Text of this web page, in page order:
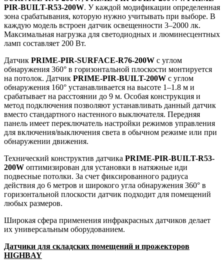
PIR-BUILT-R53-200W. У каждой модификации определенная
зона срабатывания, которую нужно учитывать при выборе. В
каждую модель встроен датчик освещенности 3–2000 лк.
Максимальная нагрузка для светодиодных и люминесцентных
ламп составляет 200 Вт.
Датчик PRIME-PIR-SURFACE-R76-200W с углом
обнаружения 360° в горизонтальной плоскости монтируется
на потолок. Датчик PRIME-PIR-BUILT-200W с углом
обнаружения 160° устанавливается на высоте 1–1.8 м и
срабатывает на расстоянии до 9 м. Особая конструкция и
метод подключения позволяют устанавливать данный датчик
вместо стандартного настенного выключателя. Передняя
панель имеет переключатель настройки режимов управления
для включения/выключения света в обычном режиме или при
обнаружении движения.
Технический конструктив датчика PRIME-PIR-BUILT-R53-
200W оптимизирован для установки в натяжные иди
подвесные потолки. За счет фиксированного радиуса
действия до 6 метров и широкого угла обнаружения 360° в
горизонтальной плоскости датчик подходит для помещений
любых размеров.
Широкая сфера применения инфракрасных датчиков делает
их универсальным оборудованием.
Датчики для складских помещений и прожекторов
HIGHBAY